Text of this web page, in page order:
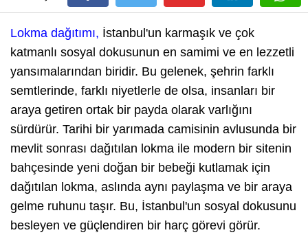
Lokma dağıtımı, İstanbul'un karmaşık ve çok
katmanlı sosyal dokusunun en samimi ve en lezzetli
yansımalarından biridir. Bu gelenek, şehrin farklı
semtlerinde, farklı niyetlerle de olsa, insanları bir
araya getiren ortak bir payda olarak varlığını
sürdürür. Tarihi bir yarımada camisinin avlusunda bir
mevlit sonrası dağıtılan lokma ile modern bir sitenin
bahçesinde yeni doğan bir bebeği kutlamak için
dağıtılan lokma, aslında aynı paylaşma ve bir araya
gelme ruhunu taşır. Bu, İstanbul'un sosyal dokusunu
besleyen ve güçlendiren bir harç görevi görür.